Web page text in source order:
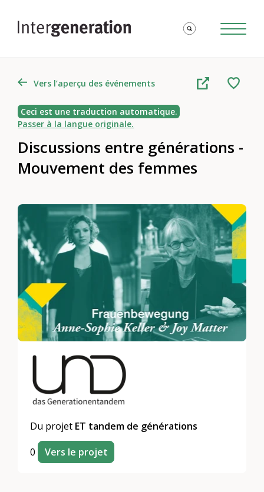
Vers l’aperçu des événements
Ceci est une traduction automatique.
Passer à la langue originale.
Discussions entre générations -
Mouvement des femmes
Du projet ET tandem de générations
0 Vers le projet